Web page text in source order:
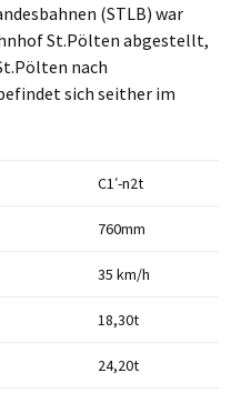
(STLB) war
St.Pölten abgestellt,
nach
sich seither im
C1′-n2t
760mm
35 km/h
18,30t
24,20t